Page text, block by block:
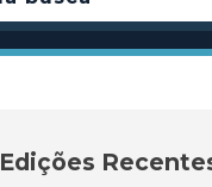
Edições